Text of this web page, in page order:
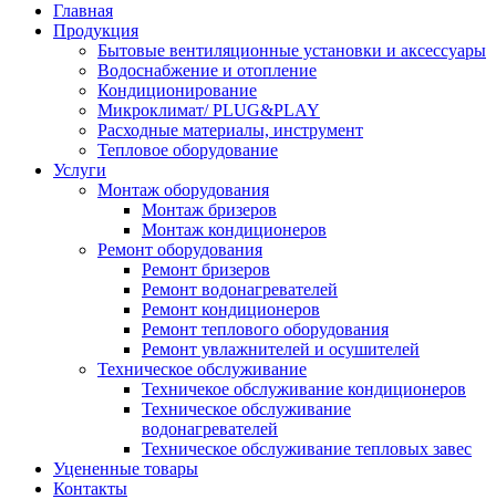
Главная
Продукция
Бытовые вентиляционные установки и аксессуары
Водоснабжение и отопление
Кондиционирование
Микроклимат/ PLUG&PLAY
Расходные материалы, инструмент
Тепловое оборудование
Услуги
Монтаж оборудования
Монтаж бризеров
Монтаж кондиционеров
Ремонт оборудования
Ремонт бризеров
Ремонт водонагревателей
Ремонт кондиционеров
Ремонт теплового оборудования
Ремонт увлажнителей и осушителей
Техническое обслуживание
Техничекое обслуживание кондиционеров
Техническое обслуживание
водонагревателей
Техническое обслуживание тепловых завес
Уцененные товары
Контакты